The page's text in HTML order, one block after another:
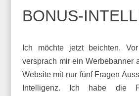
BONUS-
Ich möchte jetzt beichten.
versprach mir ein Werbebanner
Website mit nur fünf Fragen
Intelligenz. Ich habe die